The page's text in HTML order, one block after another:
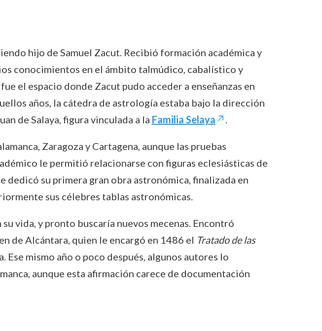
hijo de Samuel Zacut. Recibió formación académica y
conocimientos en el ámbito talmúdico, cabalístico y
el espacio donde Zacut pudo acceder a enseñanzas en
años, la cátedra de astrología estaba bajo la dirección
de Salaya, figura vinculada a la Familia Selaya .
Zaragoza y Cartagena, aunque las pruebas
le permitió relacionarse con figuras eclesiásticas de
su primera gran obra astronómica, finalizada en
sus célebres tablas astronómicas.
vida, y pronto buscaría nuevos mecenas. Encontró
de Alcántara, quien le encargó en 1486 el Tratado de las
mismo año o poco después, algunos autores lo
aunque esta afirmación carece de documentación